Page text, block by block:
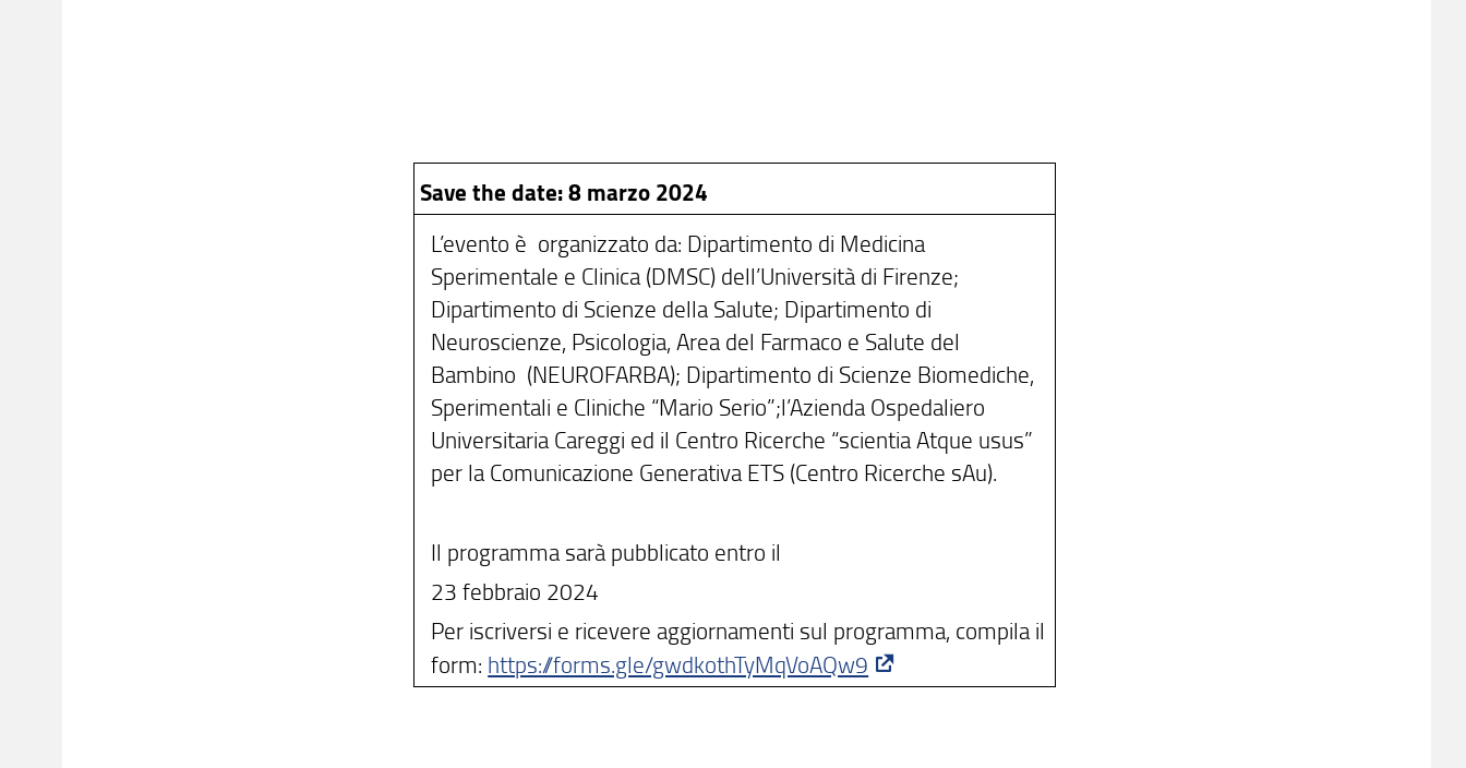
Save the date: 8 marzo 2024
L’evento è organizzato da: Dipartimento di Medicina
Sperimentale e Clinica (DMSC) dell’Università di Firenze;
Dipartimento di Scienze della Salute; Dipartimento di
Neuroscienze, Psicologia, Area del Farmaco e Salute del
Bambino (NEUROFARBA); Dipartimento di Scienze Biomediche,
Sperimentali e Cliniche “Mario Serio”;l’Azienda Ospedaliero
Universitaria Careggi ed il Centro Ricerche “scientia Atque usus”
per la Comunicazione Generativa ETS (Centro Ricerche sAu).
Il programma sarà pubblicato entro il
23 febbraio 2024
Per iscriversi e ricevere aggiornamenti sul programma, compila il
form: https://forms.gle/gwdkothTyMqVoAQw9